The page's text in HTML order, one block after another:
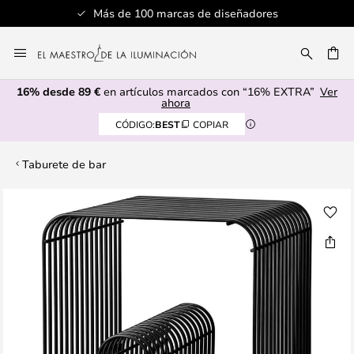
Más de 100 marcas de diseñadores
al
contenido
16% desde 89 € en artículos marcados con “16% EXTRA” Ver
ahora
CÓDIGO:BEST COPIAR
Taburete de bar